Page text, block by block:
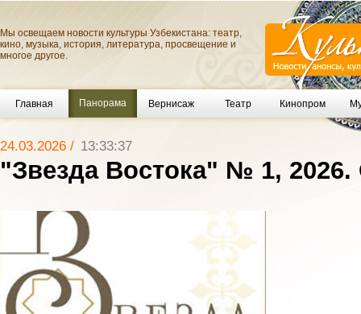
Мы освещаем новости культуры Узбекистана: театр,
кино, музыка, история, литература, просвещение и
многое другое.
Главная Панорама Вернисаж Театр Кинопром
24.03.2026 / 13:33:37
"Звезда Востока" № 1, 2026.